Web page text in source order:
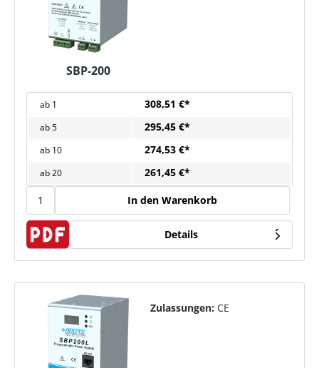
SBP-200
ab 1 308,51 €*
ab5 295,45 €*
ab 10 274,53 €*
ab20 261,45 €*
In den Warenkorb
Details
Zulassungen: CE